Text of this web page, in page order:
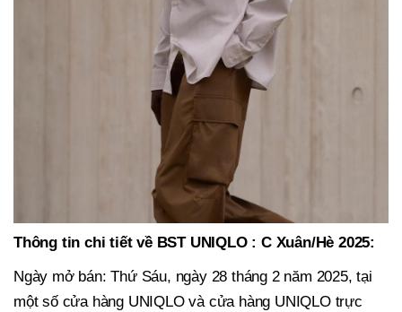
Thông tin chi tiết về BST UNIQLO : C Xuân/Hè 2025:
Ngày mở bán: Thứ Sáu, ngày 28 tháng 2 năm 2025, tại
một số cửa hàng UNIQLO và cửa hàng UNIQLO trực